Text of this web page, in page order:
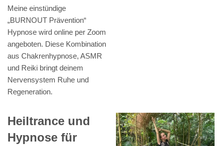
Meine einstündige
„BURNOUT Prävention“
Hypnose wird online per Zoom
angeboten. Diese Kombination
aus Chakrenhypnose, ASMR
und Reiki bringt deinem
Nervensystem Ruhe und
Regeneration.
Heiltrance und
Hypnose für